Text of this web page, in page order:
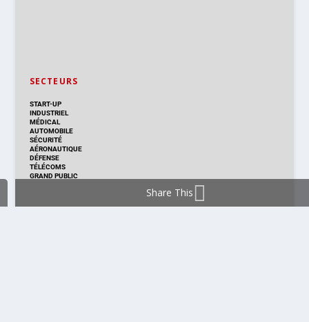
SECTEURS
START-UP
INDUSTRIEL
MÉDICAL
AUTOMOBILE
SÉCURITÉ
AÉRONAUTIQUE
DÉFENSE
TÉLÉCOMS
GRAND PUBLIC
Share This